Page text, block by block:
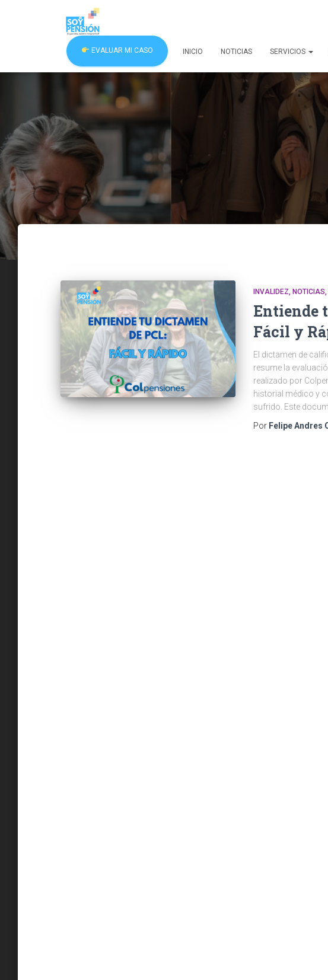
EVALUAR MI CASO INICIO NOTICIAS SERVICIOS
INVALIDEZ NOTICIAS
Entiende
Fácil y
El dictamen de
resume la
realizado por
historial médico y
sufrido. Este
Por Felipe Andres